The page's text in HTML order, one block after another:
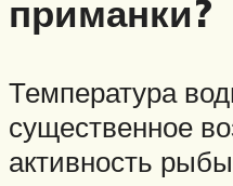
приманки?
Температура
существенное
активность